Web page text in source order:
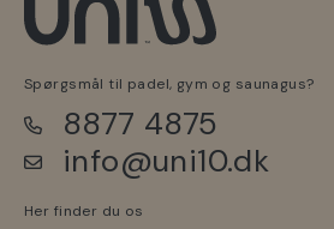
Spørgsmål til padel, gym og saunagus?
8877 4875
info@uni10.dk
Her finder du os